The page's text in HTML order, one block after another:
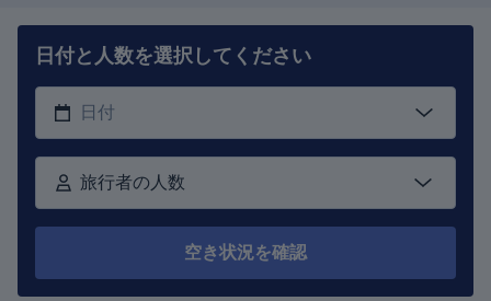
日付と人数を選択してください
旅行者の人数
空き状況を確認